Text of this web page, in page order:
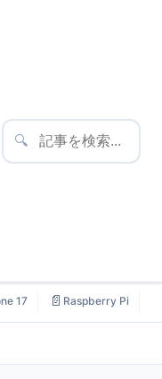
🔍
17 📄 Raspberry Pi